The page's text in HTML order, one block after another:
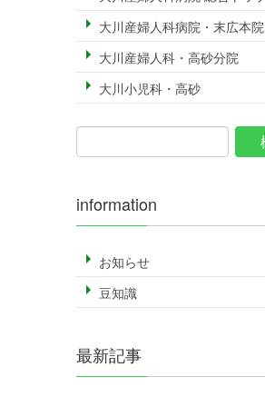
大川産婦人科病院・末広本院
大川産婦人科・高砂分院
大川小児科・高砂
information
お知らせ
豆知識
最新記事